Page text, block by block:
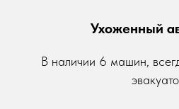
Ухоженный
В наличии 6 машин,